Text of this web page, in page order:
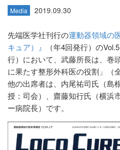
Media 2019.09.30
先端医学社刊行の運動器領域の
キュア）』
（年4回発行）の
行）において、武藤所長は、巻
に果たす整形外科医の役割」（
他の出席者は、内尾祐司氏（島
授：司会）、齋藤知行氏（横浜
ー病院長）です。